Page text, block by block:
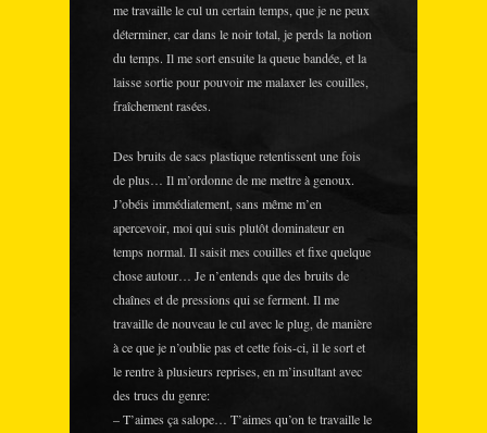
me travaille le cul un certain temps, que je ne peux
déterminer, car dans le noir total, je perds la notion
du temps. Il me sort ensuite la queue bandée, et la
laisse sortie pour pouvoir me malaxer les couilles,
fraîchement rasées.
Des bruits de sacs plastique retentissent une fois
de plus… Il m’ordonne de me mettre à genoux.
J’obéis immédiatement, sans même m’en
apercevoir, moi qui suis plutôt dominateur en
temps normal. Il saisit mes couilles et fixe quelque
chose autour… Je n’entends que des bruits de
chaînes et de pressions qui se ferment. Il me
travaille de nouveau le cul avec le plug, de manière
à ce que je n’oublie pas et cette fois-ci, il le sort et
le rentre à plusieurs reprises, en m’insultant avec
des trucs du genre:
– T’aimes ça salope… T’aimes qu’on te travaille le